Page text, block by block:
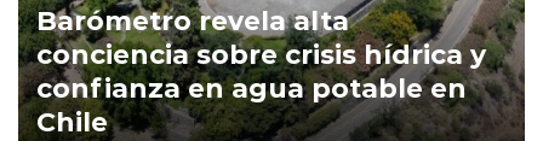
Barómetro revela alta
conciencia sobre crisis hídrica y
confianza en agua potable en
Chile